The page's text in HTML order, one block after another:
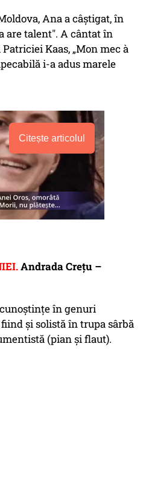
Ana a câştigat, în
are talent". A cântat în
Kaas, „Mon mec à
i-a adus marele
Citește articolul
Andrada Creţu –
în genuri
şi solistă în trupa sârbă
(pian şi flaut).